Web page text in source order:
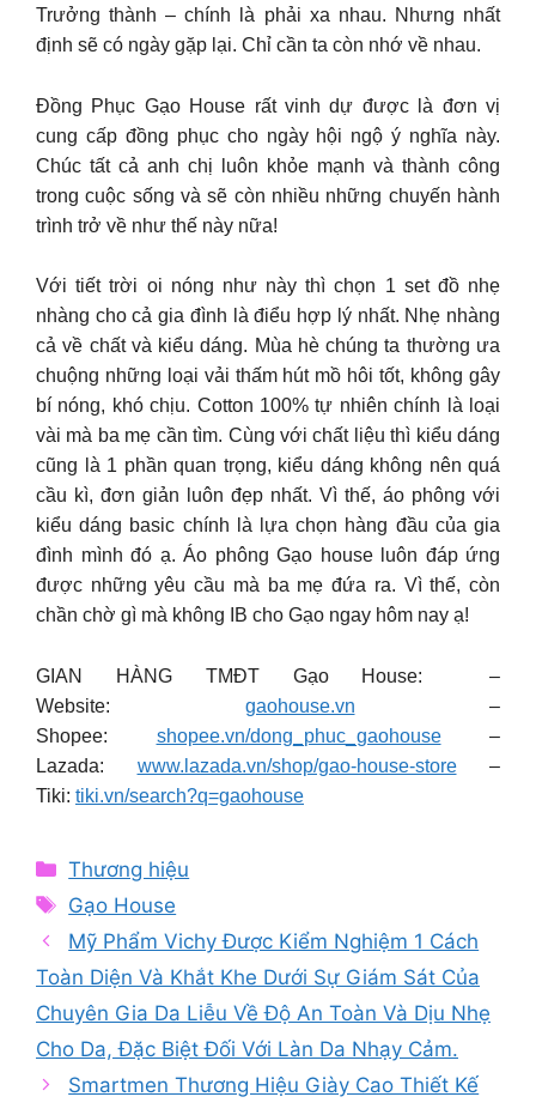
Trưởng thành – chính là phải xa nhau. Nhưng nhất
định sẽ có ngày gặp lại. Chỉ cần ta còn nhớ về nhau.
Đồng Phục Gạo House rất vinh dự được là đơn vị
cung cấp đồng phục cho ngày hội ngộ ý nghĩa này.
Chúc tất cả anh chị luôn khỏe mạnh và thành công
trong cuộc sống và sẽ còn nhiều những chuyến hành
trình trở về như thế này nữa!
Với tiết trời oi nóng như này thì chọn 1 set đồ nhẹ
nhàng cho cả gia đình là điểu hợp lý nhất. Nhẹ nhàng
cả về chất và kiểu dáng. Mùa hè chúng ta thường ưa
chuộng những loại vải thấm hút mồ hôi tốt, không gây
bí nóng, khó chịu. Cotton 100% tự nhiên chính là loại
vài mà ba mẹ cần tìm. Cùng với chất liệu thì kiểu dáng
cũng là 1 phần quan trọng, kiểu dáng không nên quá
cầu kì, đơn giản luôn đẹp nhất. Vì thế, áo phông với
kiểu dáng basic chính là lựa chọn hàng đầu của gia
đình mình đó ạ. Áo phông Gạo house luôn đáp ứng
được những yêu cầu mà ba mẹ đứa ra. Vì thế, còn
chần chờ gì mà không IB cho Gạo ngay hôm nay ạ!
GIAN HÀNG TMĐT Gạo House: –
Website: gaohouse.vn –
Shopee: shopee.vn/dong_phuc_gaohouse–
Lazada: www.lazada.vn/shop/gao-house-store–
Tiki: tiki.vn/search?q=gaohouse
Categories
Thương hiệu
Tags
Gạo House
Mỹ Phẩm Vichy Được Kiểm Nghiệm 1 Cách
Toàn Diện Và Khắt Khe Dưới Sự Giám Sát Của
Chuyên Gia Da Liễu Về Độ An Toàn Và Dịu Nhẹ
Cho Da, Đặc Biệt Đối Với Làn Da Nhạy Cảm.
Smartmen Thương Hiệu Giày Cao Thiết Kế